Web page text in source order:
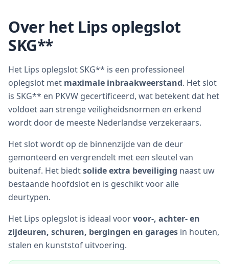
Over het Lips oplegslot
SKG**
Het Lips oplegslot SKG** is een professioneel
oplegslot met maximale inbraakweerstand. Het slot
is SKG** en PKVW gecertificeerd, wat betekent dat het
voldoet aan strenge veiligheidsnormen en erkend
wordt door de meeste Nederlandse verzekeraars.
Het slot wordt op de binnenzijde van de deur
gemonteerd en vergrendelt met een sleutel van
buitenaf. Het biedtsolide extra beveiliging naast uw
bestaande hoofdslot en is geschikt voor alle
deurtypen.
Het Lips oplegslot is ideaal voorvoor-, achter- en
zijdeuren, schuren, bergingen en garages in houten,
stalen en kunststof uitvoering.